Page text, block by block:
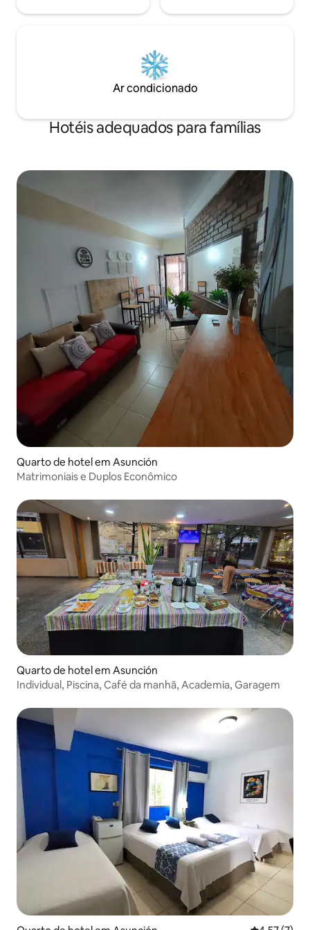
Ar condicionado
Hotéis adequados para famílias
Quarto de hotel em Asunción
Matrimoniais e Duplos Econômico
Quarto de hotel em Asunción
Individual, Piscina, Café da manhã, Academia, Garagem